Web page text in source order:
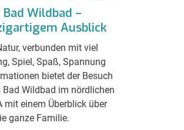
Wildbad –
Ausblick
verbunden mit viel
Spiel, Spaß, Spannung
bietet der Besuch
Wildbad im nördlichen
mit einem Überblick über
ganze Familie.